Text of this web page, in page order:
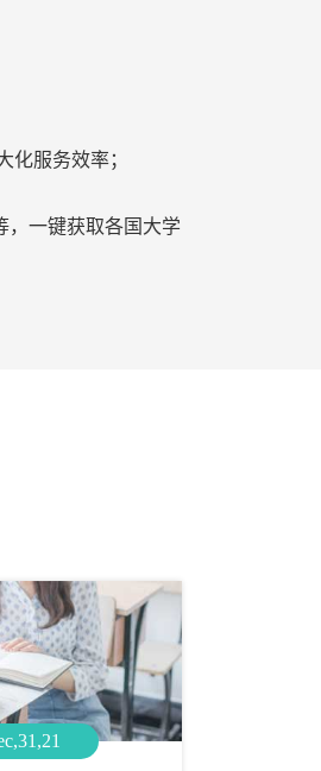
化服务效率；
，一键获取各国大学